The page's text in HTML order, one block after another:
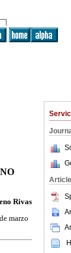
Article
Rivas
marzo